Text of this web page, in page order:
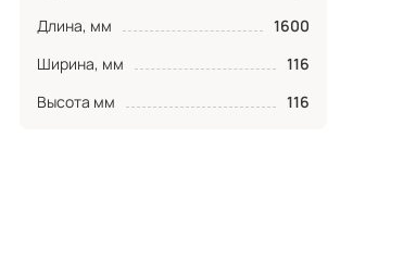
Длина, мм
1600
Ширина, мм
116
Высота мм
116